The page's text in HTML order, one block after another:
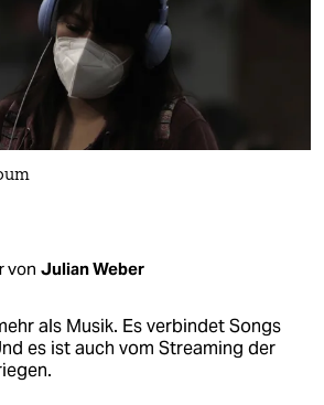
von Julian Weber
als Musik. Es verbindet Songs
es ist auch vom Streaming der